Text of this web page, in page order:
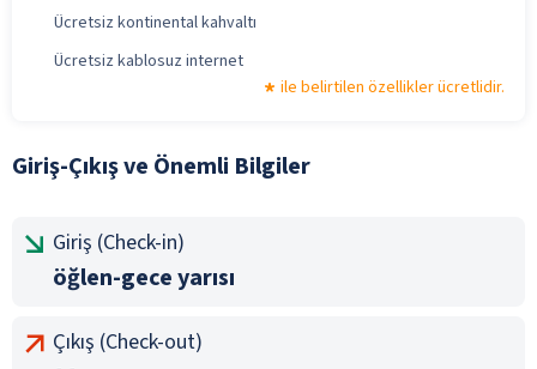
Ücretsiz kontinental kahvaltı
Ücretsiz kablosuz internet
ile belirtilen özellikler ücretlidir.
Giriş-Çıkış ve Önemli Bilgiler
Giriş (Check-in)
öğlen-gece yarısı
Çıkış (Check-out)